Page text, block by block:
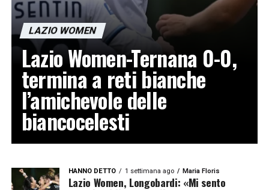
LAZIO WOMEN
Lazio Women-Ternana 0-0,
termina a reti bianche
l’amichevole delle
biancocelesti
HANNO DETTO 1 settimana ago Maria Floris
Lazio Women, Longobardi: «Mi sento